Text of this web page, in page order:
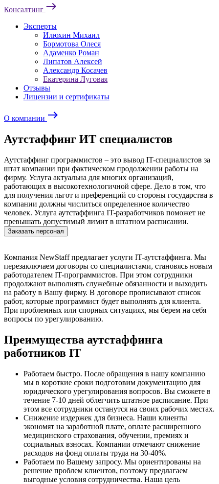
Консалтинг east
Эксперты
Илюхин Михаил
Бормотова Олеся
Адаменко Роман
Липатов Алексей
Александр Косачев
Екатерина Луговая
Отзывы
Лицензии и сертификаты
О компании east
Аутстаффинг ИТ специалистов
Аутстаффинг программистов – это вывод IT-специалистов за
штат компании при фактическом продолжении работы на
фирму. Услуга актуальна для многих организаций,
работающих в высокотехнологичной сфере. Дело в том, что
для получения льгот и преференций со стороны государства в
компании должны числиться определенное количество
человек. Услуга аутстаффинга IT-разработчиков поможет не
превышать допустимый лимит в штатном расписании.
Заказать персонал
Компания NewStaff предлагает услуги IT-аутстаффинга. Мы
перезаключаем договоры со специалистами, становясь новым
работодателем IT-программистов. При этом сотрудники
продолжают выполнять служебные обязанности и выходить
на работу в Вашу фирму. В договоре прописывают список
работ, которые программист будет выполнять для клиента.
При проблемных или спорных ситуациях, мы берем на себя
вопросы по урегулированию.
Преимущества аутстаффинга
работников IT
Работаем быстро. После обращения в нашу компанию
мы в короткие сроки подготовим документацию для
юридического урегулирования вопросов. Вы сможете в
течение 7-10 дней облегчить штатное расписание. При
этом все сотрудники останутся на своих рабочих местах.
Снижение издержек для бизнеса. Наши клиенты
экономят на заработной плате, оплате расширенного
медицинского страхования, обучении, премиях и
социальных взносах. Компании отмечают снижение
расходов на фонд оплаты труда на 30-40%.
Работаем по Вашему запросу. Мы ориентированы на
решение проблем клиентов, поэтому предлагаем
выгодные условия сотрудничества. Наша цель